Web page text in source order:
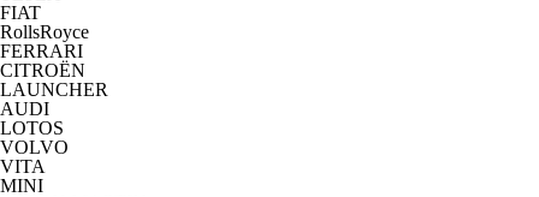
FIAT
RollsRoyce
FERRARI
CITROËN
LAUNCHER
AUDI
LOTOS
VOLVO
VITA
MINI